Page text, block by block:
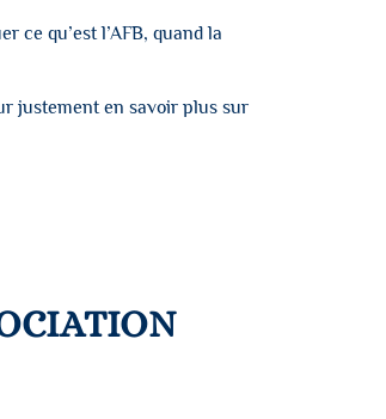
ce qu’est l’AFB, quand la
justement en savoir plus sur